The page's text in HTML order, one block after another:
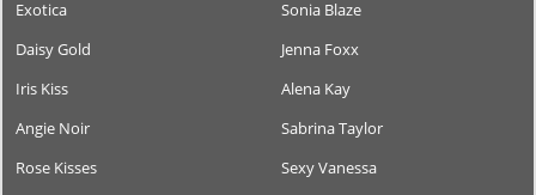
Exotica
Sonia Blaze
Daisy Gold
Jenna Foxx
Iris Kiss
Alena Kay
Angie Noir
Sabrina Taylor
Rose Kisses
Sexy Vanessa